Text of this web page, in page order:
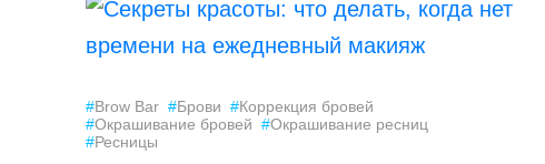
#Brow Bar #Брови #Коррекция бровей
#Окрашивание бровей #Окрашивание ресниц
#Ресницы